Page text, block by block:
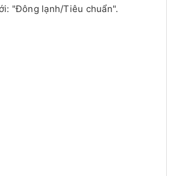
"Đông lạnh/Tiêu chuẩn".